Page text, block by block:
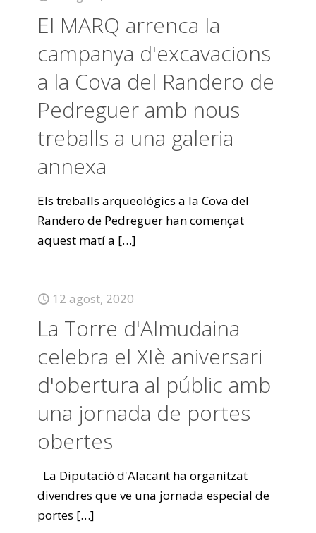
El MARQ arrenca la
campanya d'excavacions
a la Cova del Randero de
Pedreguer amb nous
treballs a una galeria
annexa
Els treballs arqueològics a la Cova del
Randero de Pedreguer han començat
aquest matí a […]
12 agost, 2020
La Torre d'Almudaina
celebra el XIè aniversari
d'obertura al públic amb
una jornada de portes
obertes
La Diputació d'Alacant ha organitzat
divendres que ve una jornada especial de
portes […]